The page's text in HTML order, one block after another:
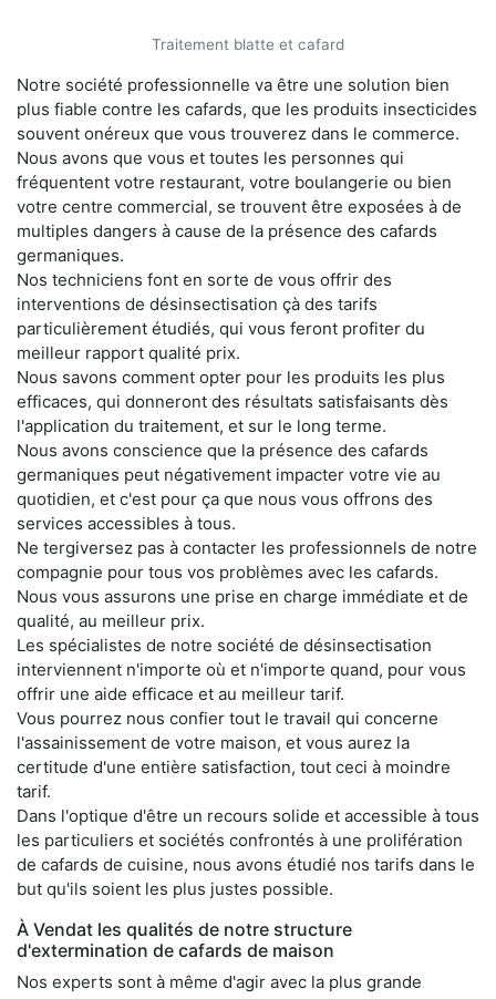
Traitement blatte et cafard
Notre société professionnelle va être une solution bien
plus fiable contre les cafards, que les produits insecticides
souvent onéreux que vous trouverez dans le commerce.
Nous avons que vous et toutes les personnes qui
fréquentent votre restaurant, votre boulangerie ou bien
votre centre commercial, se trouvent être exposées à de
multiples dangers à cause de la présence des cafards
germaniques.
Nos techniciens font en sorte de vous offrir des
interventions de désinsectisation çà des tarifs
particulièrement étudiés, qui vous feront profiter du
meilleur rapport qualité prix.
Nous savons comment opter pour les produits les plus
efficaces, qui donneront des résultats satisfaisants dès
l'application du traitement, et sur le long terme.
Nous avons conscience que la présence des cafards
germaniques peut négativement impacter votre vie au
quotidien, et c'est pour ça que nous vous offrons des
services accessibles à tous.
Ne tergiversez pas à contacter les professionnels de notre
compagnie pour tous vos problèmes avec les cafards.
Nous vous assurons une prise en charge immédiate et de
qualité, au meilleur prix.
Les spécialistes de notre société de désinsectisation
interviennent n'importe où et n'importe quand, pour vous
offrir une aide efficace et au meilleur tarif.
Vous pourrez nous confier tout le travail qui concerne
l'assainissement de votre maison, et vous aurez la
certitude d'une entière satisfaction, tout ceci à moindre
tarif.
Dans l'optique d'être un recours solide et accessible à tous
les particuliers et sociétés confrontés à une prolifération
de cafards de cuisine, nous avons étudié nos tarifs dans le
but qu'ils soient les plus justes possible.
À Vendat les qualités de notre structure
d'extermination de cafards de maison
Nos experts sont à même d'agir avec la plus grande